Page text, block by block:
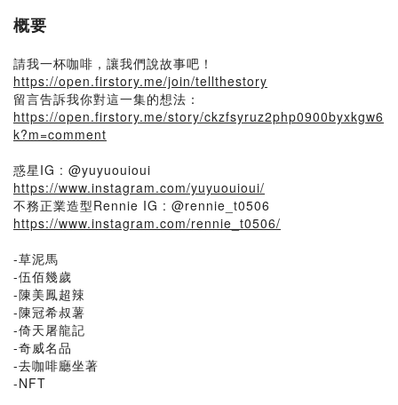
概要
請我一杯咖啡，讓我們說故事吧！
https://open.firstory.me/join/tellthestory
留言告訴我你對這一集的想法：
https://open.firstory.me/story/ckzfsyruz2php0900byxkgw6
k?m=comment
惑星IG : @yuyuouioui
https://www.instagram.com/yuyuouioui/
不務正業造型Rennie IG : @rennie_t0506
https://www.instagram.com/rennie_t0506/
-草泥馬
-伍佰幾歲
-陳美鳳超辣
-陳冠希叔薯
-倚天屠龍記
-奇威名品
-去咖啡廳坐著
-NFT